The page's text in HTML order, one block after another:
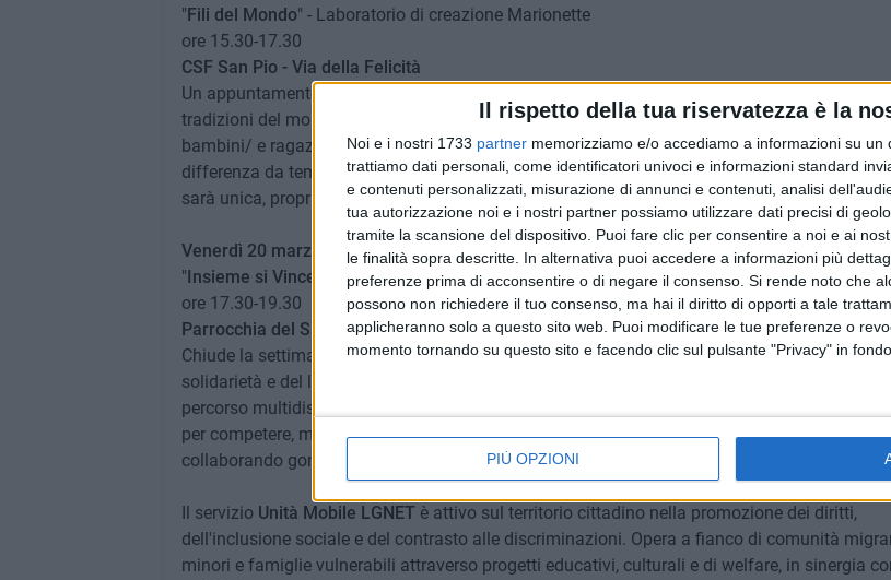
Il rispetto della tua riservatezza è la
Noi e i nostri 1733 partner memorizziamo e/o accediamo a informazioni su un
trattiamo dati personali, come identificatori univoci e informazioni standard
e contenuti personalizzati, misurazione di annunci e contenuti, analisi
tua autorizzazione noi e i nostri partner possiamo utilizzare dati precisi di
tramite la scansione del dispositivo. Puoi fare clic per consentire a noi e ai
le finalità sopra descritte. In alternativa puoi accedere a informazioni più
preferenze prima di acconsentire o di negare il consenso. Si rende noto che
possono non richiedere il tuo consenso, ma hai il diritto di opporti a tale
applicheranno solo a questo sito web. Puoi modificare le tue preferenze o
momento tornando su questo sito e facendo clic sul pulsante "Privacy" in
PIÙ OPZIONI
"Fili del Mondo" - Laboratorio di creazione Marionette
ore 15.30-17.30
CSF San Pio - Via della Felicità
Un appuntamento che si propone di condurre i partecipanti in un viaggio creativo tra culture e
tradizioni del mondo. Attraverso un laboratorio di costruzione di marionette con soggetti
bambini/ e ragazzi/e scopriranno che la diversità è una ricchezza da celebrare, non una
differenza da temere. Un evento in collaborazione con la Cooperativa GEA, dove ogni
sarà unica, proprio come ognuno di noi.
Venerdì 20 marzo
"Insieme si Vince
" - Evento sportivo in collaborazione con il Gruppo Scout F.S.E. Bari 1
ore 17.30-19.30
Parrocchia del Salvatore- Via Raffaele Perrone 2
Chiude la settimana del servizio Unità Mobile LGNET un evento sportivo all'insegna della
solidarietà e del lavoro di squadra, realizzato in collaborazione con il Gruppo Scout locale. Un
percorso multidisciplinare che include campana, staffetta, basket e calcio: attività pensate
per competere, ma per collaborare. Perché il rispetto reciproco si impara anche sul campo,
collaborando gomito a gomito.
Il servizio Unità Mobile LGNET è attivo sul territorio cittadino nella promozione dei diritti,
dell'inclusione sociale e del contrasto alle discriminazioni. Opera a fianco di comunità
minori e famiglie vulnerabili attraverso progetti educativi, culturali e di welfare, in sinergia